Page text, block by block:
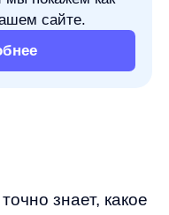
какое
выбрать
чего
все
на помощь!